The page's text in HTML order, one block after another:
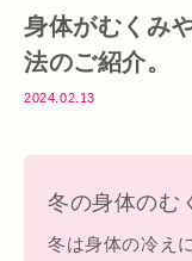
冷え性
身体がむくみ
法のご紹介。
2024.02.13
冬の身体のむ
冬は身体の冷え